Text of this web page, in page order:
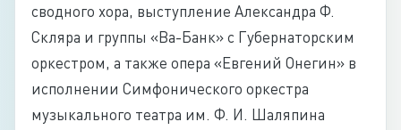
сводного хора, выступление Александра Ф.
Скляра и группы «Ва-Банк» с Губернаторским
оркестром, а также опера «Евгений Онегин» в
исполнении Симфонического оркестра
музыкального театра им. Ф. И. Шаляпина